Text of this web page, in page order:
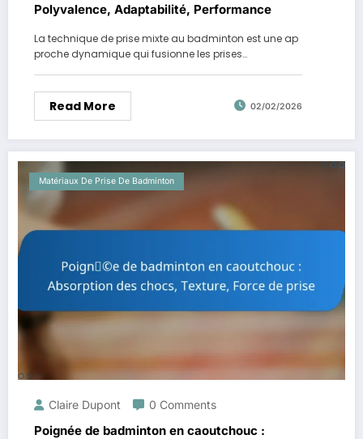
Polyvalence, Adaptabilité, Performance
La technique de prise mixte au badminton est une ap
proche dynamique qui fusionne les prises…
Read More 02/02/2026
Matériaux De Prise De Badminton
Claire Dupont 0 Comments
Poignée de badminton en caoutchouc :